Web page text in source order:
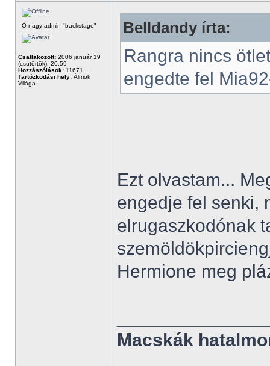
Ó-nagy-admin "backstage"
Csatlakozott: 2006 január 19
(csütörtök), 20:59
Hozzászólások: 11671
Tartózkodási hely: Álmok
Világa
Belldandy írta:
Rangra nincs
engedte fel
Ezt olvastam...
engedje fel senki,
elrugaszkodónak
Hermione meg
Macskák